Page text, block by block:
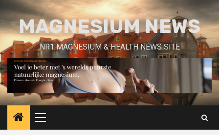
contentMAGNESIUM NEWS
NR1 MAGNESIUM & HEALTH NEWS SITE
Primary
Menu